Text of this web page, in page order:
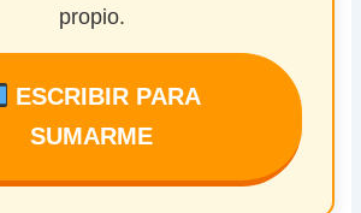
propio.
ESCRIBIR PARA
SUMARME